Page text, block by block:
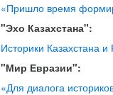
«Пришло время
"Эхо Казахстана":
Историки Казахстана
"Мир Евразии":
«Для диалога